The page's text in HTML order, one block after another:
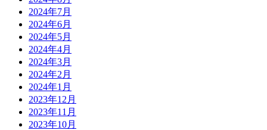
2024年7月
2024年6月
2024年5月
2024年4月
2024年3月
2024年2月
2024年1月
2023年12月
2023年11月
2023年10月